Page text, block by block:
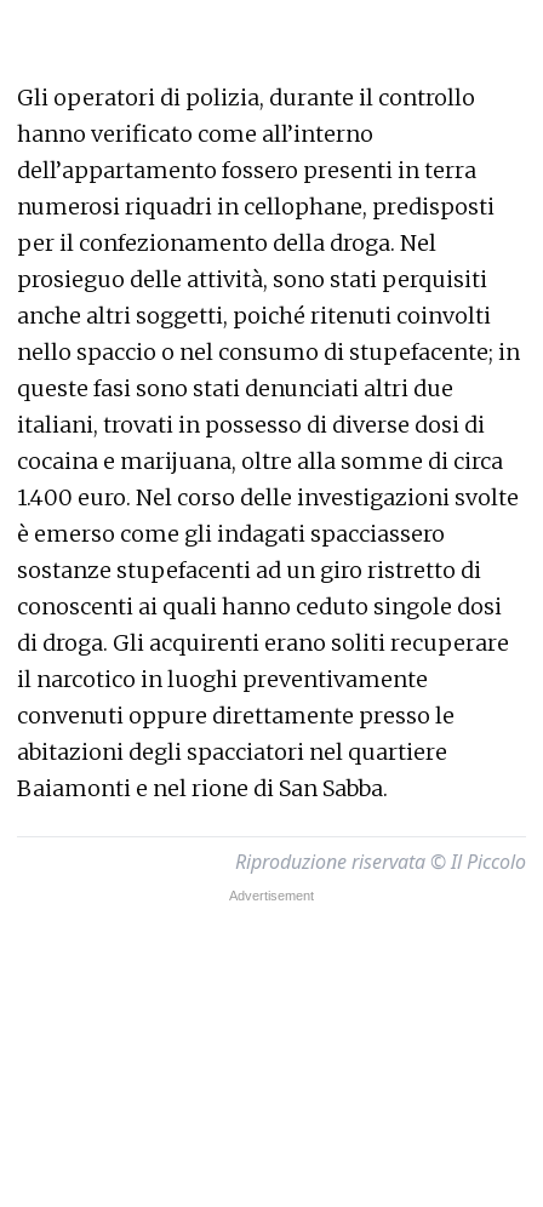
Gli operatori di polizia, durante il controllo
hanno verificato come all’interno
dell’appartamento fossero presenti in terra
numerosi riquadri in cellophane, predisposti
per il confezionamento della droga. Nel
prosieguo delle attività, sono stati perquisiti
anche altri soggetti, poiché ritenuti coinvolti
nello spaccio o nel consumo di stupefacente; in
queste fasi sono stati denunciati altri due
italiani, trovati in possesso di diverse dosi di
cocaina e marijuana, oltre alla somme di circa
1.400 euro. Nel corso delle investigazioni svolte
è emerso come gli indagati spacciassero
sostanze stupefacenti ad un giro ristretto di
conoscenti ai quali hanno ceduto singole dosi
di droga. Gli acquirenti erano soliti recuperare
il narcotico in luoghi preventivamente
convenuti oppure direttamente presso le
abitazioni degli spacciatori nel quartiere
Baiamonti e nel rione di San Sabba.
Riproduzione riservata © Il Piccolo